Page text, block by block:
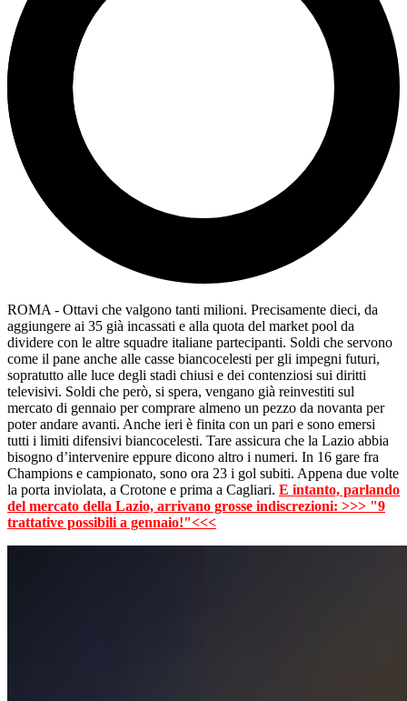
ROMA - Ottavi che valgono tanti milioni. Precisamente dieci, da
aggiungere ai 35 già incassati e alla quota del market pool da
dividere con le altre squadre italiane partecipanti. Soldi che servono
come il pane anche alle casse biancocelesti per gli impegni futuri,
sopratutto alle luce degli stadi chiusi e dei contenziosi sui diritti
televisivi. Soldi che però, si spera, vengano già reinvestiti sul
mercato di gennaio per comprare almeno un pezzo da novanta per
poter andare avanti. Anche ieri è finita con un pari e sono emersi
tutti i limiti difensivi biancocelesti. Tare assicura che la Lazio abbia
bisogno d’intervenire eppure dicono altro i numeri. In 16 gare fra
Champions e campionato, sono ora 23 i gol subiti. Appena due volte
la porta inviolata, a Crotone e prima a Cagliari. E intanto, parlando
del mercato della Lazio, arrivano grosse indiscrezioni: >>> "9
trattative possibili a gennaio!"<<<